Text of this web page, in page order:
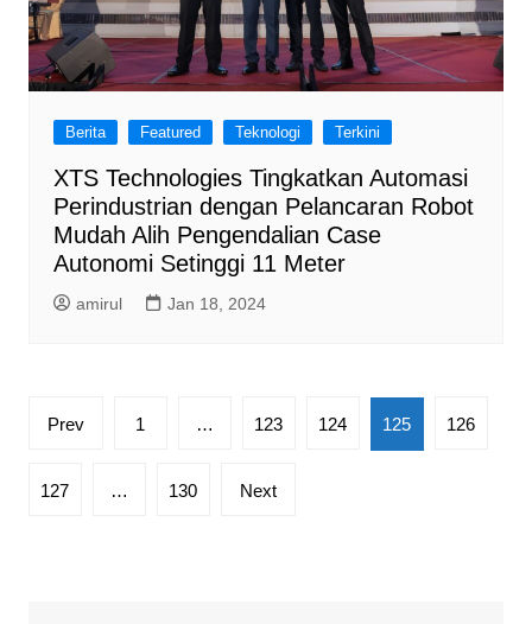
Berita Featured Teknologi Terkini
XTS Technologies Tingkatkan Automasi
Perindustrian dengan Pelancaran Robot
Mudah Alih Pengendalian Case
Autonomi Setinggi 11 Meter
amirul Jan 18, 2024
Posts
Prev 1 … 123 124 125 126
127 … 130 Next